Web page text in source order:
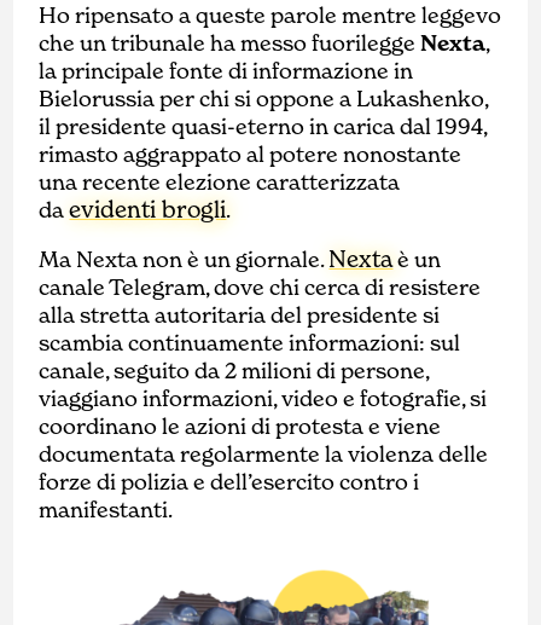
Ho ripensato a queste parole mentre leggevo
che un tribunale ha messo fuorileggeNexta,
la principale fonte di informazione in
Bielorussia per chi si oppone a Lukashenko,
il presidente quasi-eterno in carica dal 1994,
rimasto aggrappato al potere nonostante
una recente elezione caratterizzata
daevidenti brogli.
Ma Nexta non è un giornale.Nextaè un
canale Telegram, dove chi cerca di resistere
alla stretta autoritaria del presidente si
scambia continuamente informazioni: sul
canale, seguito da 2 milioni di persone,
viaggiano informazioni, video e fotografie, si
coordinano le azioni di protesta e viene
documentata regolarmente la violenza delle
forze di polizia e dell’esercito contro i
manifestanti.